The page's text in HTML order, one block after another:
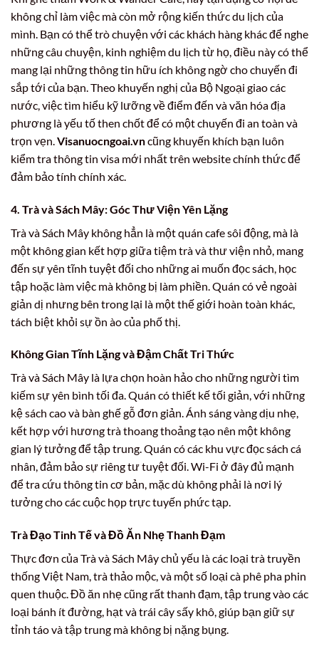
không chỉ làm việc mà còn mở rộng kiến thức du lịch của
mình. Bạn có thể trò chuyện với các khách hàng khác để nghe
những câu chuyện, kinh nghiệm du lịch từ họ, điều này có thể
mang lại những thông tin hữu ích không ngờ cho chuyến đi
sắp tới của bạn. Theo khuyến nghị của Bộ Ngoại giao các
nước, việc tìm hiểu kỹ lưỡng về điểm đến và văn hóa địa
phương là yếu tố then chốt để có một chuyến đi an toàn và
trọn vẹn. Visanuocngoai.vncũng khuyến khích bạn luôn
kiểm tra thông tin visa mới nhất trên website chính thức để
đảm bảo tính chính xác.
4. Trà và Sách Mây: Góc Thư Viện Yên Lặng
Trà và Sách Mây không hẳn là một quán cafe sôi động, mà là
một không gian kết hợp giữa tiệm trà và thư viện nhỏ, mang
đến sự yên tĩnh tuyệt đối cho những ai muốn đọc sách, học
tập hoặc làm việc mà không bị làm phiền. Quán có vẻ ngoài
giản dị nhưng bên trong lại là một thế giới hoàn toàn khác,
tách biệt khỏi sự ồn ào của phố thị.
Không Gian Tĩnh Lặng và Đậm Chất Tri Thức
Trà và Sách Mây là lựa chọn hoàn hảo cho những người tìm
kiếm sự yên bình tối đa. Quán có thiết kế tối giản, với những
kệ sách cao và bàn ghế gỗ đơn giản. Ánh sáng vàng dịu nhẹ,
kết hợp với hương trà thoang thoảng tạo nên một không
gian lý tưởng để tập trung. Quán có các khu vực đọc sách cá
nhân, đảm bảo sự riêng tư tuyệt đối. Wi-Fi ở đây đủ mạnh
để tra cứu thông tin cơ bản, mặc dù không phải là nơi lý
tưởng cho các cuộc họp trực tuyến phức tạp.
Trà Đạo Tinh Tế và Đồ Ăn Nhẹ Thanh Đạm
Thực đơn của Trà và Sách Mây chủ yếu là các loại trà truyền
thống Việt Nam, trà thảo mộc, và một số loại cà phê pha phin
quen thuộc. Đồ ăn nhẹ cũng rất thanh đạm, tập trung vào các
loại bánh ít đường, hạt và trái cây sấy khô, giúp bạn giữ sự
tỉnh táo và tập trung mà không bị nặng bụng.